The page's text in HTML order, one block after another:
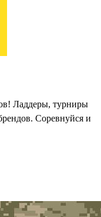
Ладдеры, турниры
Соревнуйся и